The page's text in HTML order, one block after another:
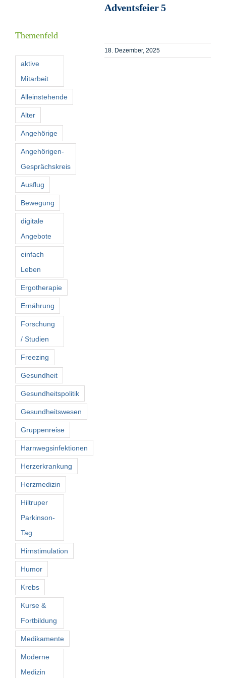
Kontakt
Suche
nach:
Adventsfeier 5
18. Dezember, 2025
Themenfeld
aktive
Mitarbeit
Alleinstehende
Alter
Angehörige
Angehörigen-
Gesprächskreis
Ausflug
Bewegung
digitale
Angebote
einfach
Leben
Ergotherapie
Ernährung
Forschung
/ Studien
Freezing
Gesundheit
Gesundheitspolitik
Gesundheitswesen
Gruppenreise
Harnwegsinfektionen
Herzerkrankung
Herzmedizin
Hiltruper
Parkinson-
Tag
Hirnstimulation
Humor
Krebs
Kurse &
Fortbildung
Medikamente
Moderne
Medizin